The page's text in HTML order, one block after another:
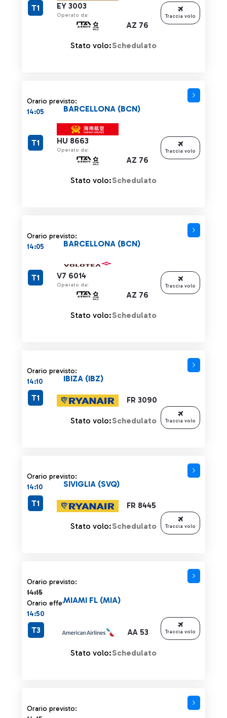
EY 3003
Operato da:
AZ 76
T1
Stato volo:Schedulato
Traccia volo
Orario previsto:
14:05
HU 8663
Operato da:
AZ 76
BARCELLONA (BCN)
T1
Stato volo:Schedulato
Traccia volo
Orario previsto:
14:05
V7 6014
Operato da:
AZ 76
BARCELLONA (BCN)
T1
Stato volo:Schedulato
Traccia volo
Orario previsto:
14:10
FR 3090
IBIZA (IBZ)
T1
Stato volo:Schedulato Traccia volo
Orario previsto:
14:10
FR 8445
SIVIGLIA (SVQ)
T1
Stato volo:Schedulato Traccia volo
Orario previsto:
14:15
Orario previsto 14:15 barrato
Orario effettivo:
14:50
AA 53
MIAMI FL (MIA)
T3
Stato volo:Schedulato
Traccia volo
Orario previsto:
Orario previsto 14:15 barrato